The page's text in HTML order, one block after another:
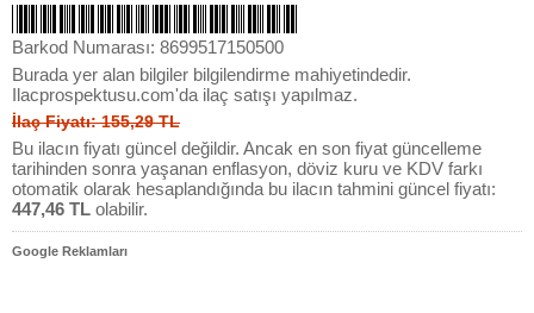
Barkod Numarası: 8699517150500
Burada yer alan bilgiler bilgilendirme mahiyetindedir.
Ilacprospektusu.com'da ilaç satışı yapılmaz.
İlaç Fiyatı: 155,29 TL
Bu ilacın fiyatı güncel değildir. Ancak en son fiyat güncelleme
tarihinden sonra yaşanan enflasyon, döviz kuru ve KDV farkı
otomatik olarak hesaplandığında bu ilacın tahmini güncel fiyatı:
447,46 TL olabilir.
Google Reklamları